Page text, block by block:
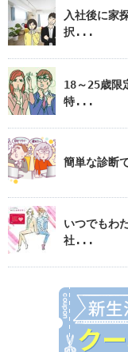
入社後に家
択...
18～25歳限
特...
簡単な診断
いつでもわ
社...